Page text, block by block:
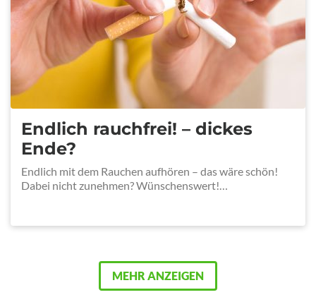
Endlich rauchfrei! – dickes
Ende?
Endlich mit dem Rauchen aufhören – das wäre schön!
Dabei nicht zunehmen? Wünschenswert!…
MEHR ANZEIGEN